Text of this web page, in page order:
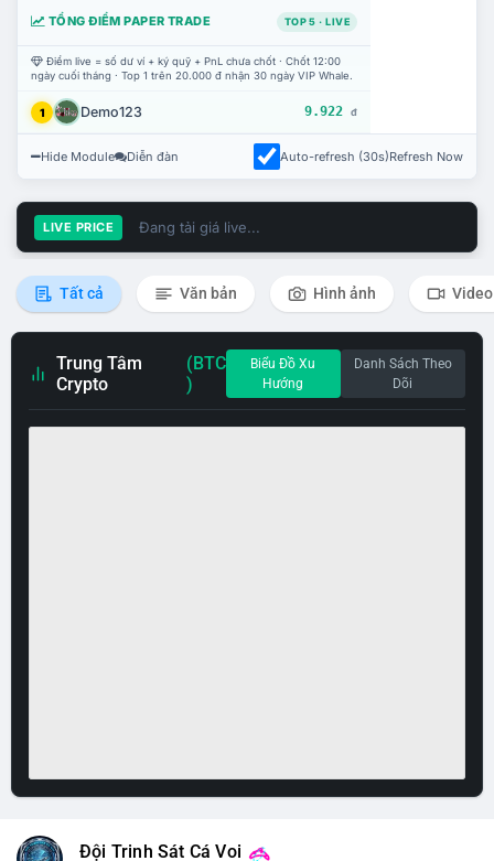
TỔNG ĐIỂM PAPER TRADE TOP 5 · LIVE
Điểm live = số dư ví + ký quỹ + PnL chưa chốt · Chốt 12:00
ngày cuối tháng · Top 1 trên 20.000 đ nhận 30 ngày VIP Whale.
1 Demo123 9.922 đ
Hide Module Diễn đàn Auto-refresh (30s)Refresh Now
LIVE PRICE Đang tải giá live...
Tất cả Văn bản Hình ảnh Video
Trung Tâm
Crypto
(BTC
)
Biểu Đồ Xu
Hướng
Danh Sách Theo
Dõi
Đội Trinh Sát Cá Voi